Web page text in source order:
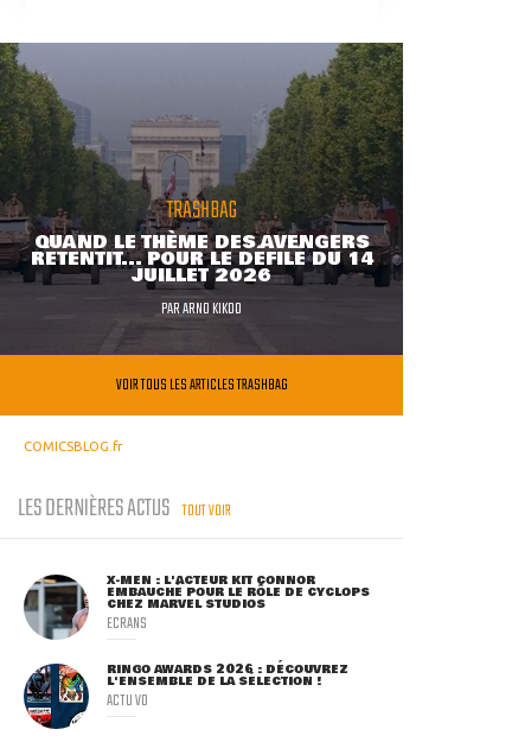
TRASHBAG
QUAND LE THÈME DES AVENGERS
RETENTIT... POUR LE DÉFILÉ DU 14
JUILLET 2026
PARARNO KIKOO
VOIR TOUS LES ARTICLES TRASHBAG
COMICSBLOG.fr
LES DERNIÈRES ACTUS TOUT VOIR
X-MEN : L'ACTEUR KIT CONNOR
EMBAUCHÉ POUR LE RÔLE DE CYCLOPS
CHEZ MARVEL STUDIOS
ECRANS
RINGO AWARDS 2026 : DÉCOUVREZ
L'ENSEMBLE DE LA SÉLECTION !
ACTU VO